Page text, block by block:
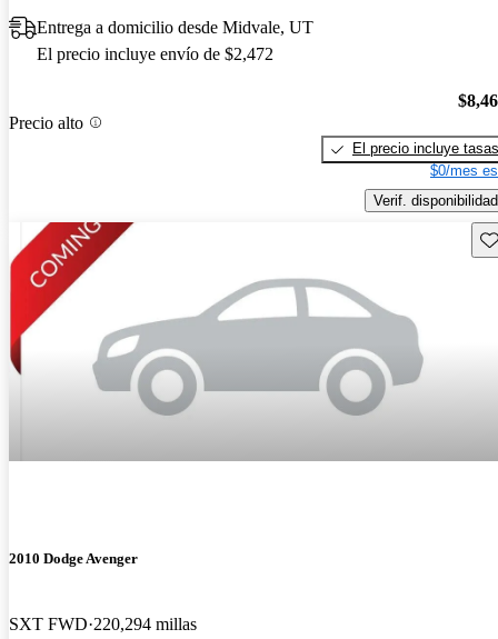
Entrega a domicilio desde Midvale, UT
El precio incluye envío de $2,472
Precio alto
El precio incluye tasas
$0/mes
Verif. disponibilidad
2010 Dodge Avenger
SXT FWD 220,294 millas